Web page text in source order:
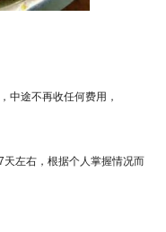
中途不再收任何费用，
天左右，根据个人掌握情况而